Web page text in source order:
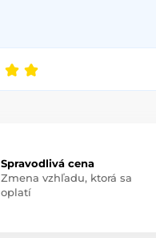
Spravodlivá cena
Zmena vzhľadu, ktorá sa
oplatí